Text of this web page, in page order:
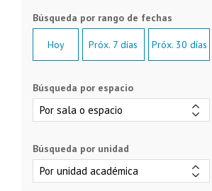
Hoy Próx. 7 días Próx. 30 días
Búsqueda por espacio
Búsqueda por unidad